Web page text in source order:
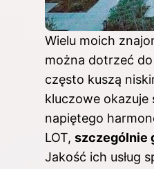
Wielu moich
można dotrzeć
często kuszą
kluczowe okazuje
napiętego
LOT, szczególnie
Jakość ich usług